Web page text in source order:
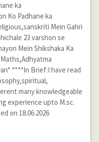
ka
Ko Padhane ka
Mein Gahri
23 varshon se
Mein Shikshaka Ka
****In Brief:I have read
many knowledgeable
experience upto M.sc.
on 18.06.2026